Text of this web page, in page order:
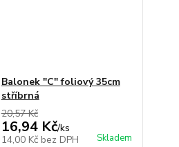
Balonek "C" foliový 35cm
stříbrná
20,57 Kč
16,94 Kč/ks
14,00 Kč bez DPH Skladem